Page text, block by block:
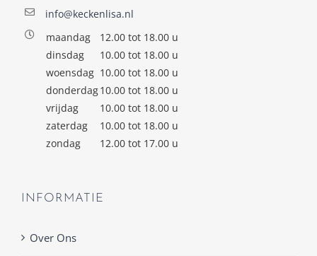
info@keckenlisa.nl
maandag
12.00 tot 18.00 u
dinsdag
10.00 tot 18.00 u
woensdag 10.00 tot 18.00 u
donderdag10.00 tot 18.00 u
vrijdag
10.00 tot 18.00 u
zaterdag
10.00 tot 18.00 u
zondag
12.00 tot 17.00 u
INFORMATIE
Over Ons